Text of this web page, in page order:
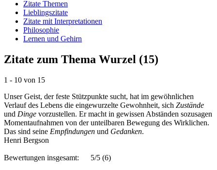
Zitate Themen
Lieblingszitate
Zitate mit Interpretationen
Philosophie
Lernen und Gehirn
Zitate zum Thema Wurzel (15)
1 - 10 von 15
Unser Geist, der feste Stützpunkte sucht, hat im gewöhnlichen
Verlauf des Lebens die eingewurzelte Gewohnheit, sich Zustände
und Dinge vorzustellen. Er macht in gewissen Abständen sozusagen
Momentaufnahmen von der unteilbaren Bewegung des Wirklichen.
Das sind seine Empfindungen und Gedanken.
Henri Bergson
Bewertungen insgesamt: 5/5 (6)